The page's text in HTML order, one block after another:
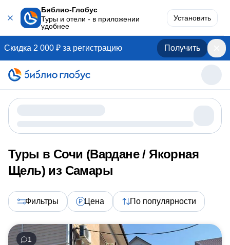
Библио-Глобус
Туры и отели - в приложении
удобнее
Установить
Скидка 2 000 ₽ за регистрацию Получить
Туры в Сочи (Вардане / Якорная
Щель) из Самары
Фильтры Цена По популярности
1